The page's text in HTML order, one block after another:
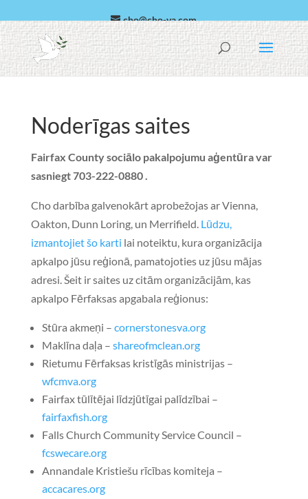
cho@cho-va.com
arābu
español
Noderīgas saites
Fairfax County sociālo pakalpojumu aģentūra var
sasniegt 703-222-0880 .
Cho darbība galvenokārt aprobežojas arVienna,
Oakton, Dunn Loring, un Merrifield. Lūdzu,
izmantojiet šo karti lai noteiktu, kura organizācija
apkalpo jūsu reģionā, pamatojoties uz jūsu mājas
adresi. Šeit ir saites uz citām organizācijām, kas
apkalpo Fērfaksas apgabala reģionus:
Stūra akmeņi – cornerstonesva.org
Maklīna daļa – shareofmclean.org
Rietumu Fērfaksas kristīgās ministrijas –
wfcmva.org
Fairfax tūlītējai līdzjūtīgai palīdzībai –
fairfaxfish.org
Falls Church Community Service Council –
fcswecare.org
Annandale Kristiešu rīcības komiteja –
accacares.org